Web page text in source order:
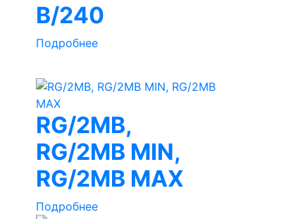
B/240
Подробнее
RG/2MB,
RG/2MB MIN,
RG/2MB MAX
Подробнее